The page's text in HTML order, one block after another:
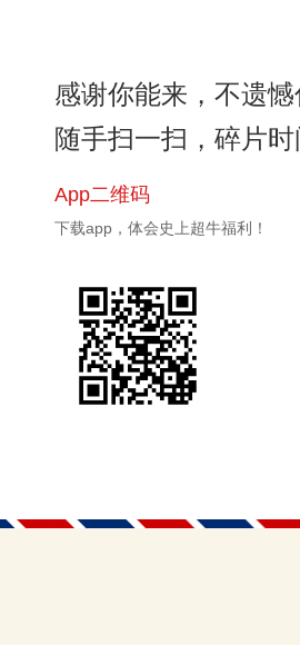
感谢你能来，不遗憾
随手扫一扫，碎片时
App二维码
下载app，体会史上超牛福利！